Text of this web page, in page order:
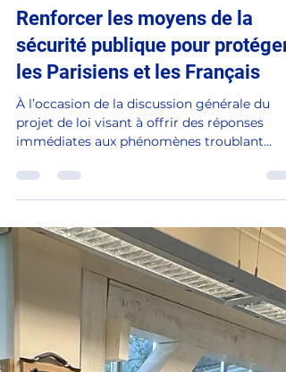
Catherine DUMAS
18 mai
2 min de lecture
sécurité publique pour protéger
À l’occasion de la discussion générale du
projet de loi visant à offrir des réponses
immédiates aux phénomènes troublant
l'ordre public, la sécurité et la tranquillité de
nos concitoyens ("RIPOST"), examiné au
Sénat depuis le 18 mai, je suis intervenue en
séance publique. J'ai rappelé au ministre de